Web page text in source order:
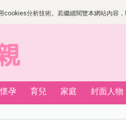
cookies分析技術。若繼續閱覽本網站內容
懷孕 育兒 家庭 封面人物